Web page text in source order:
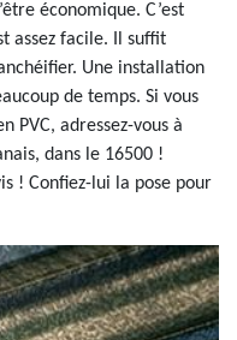
économique. C’est
assez facile. Il suffit
Une installation
de temps. Si vous
PVC, adressez-vous à
dans le 16500 !
! Confiez-lui la pose pour